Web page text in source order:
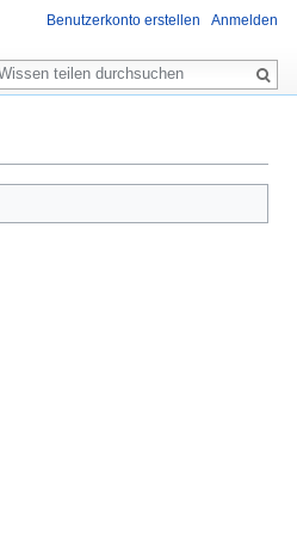
Benutzerkonto erstellen Anmelden